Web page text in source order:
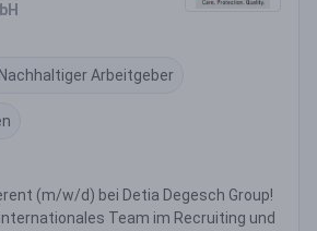
Nachhaltiger Arbeitgeber
(m/w/d) bei Detia Degesch Group!
Team im Recruiting und